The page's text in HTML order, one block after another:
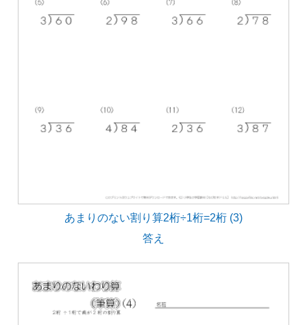
あまりのない割り算2桁÷1桁=2桁 (3)
答え